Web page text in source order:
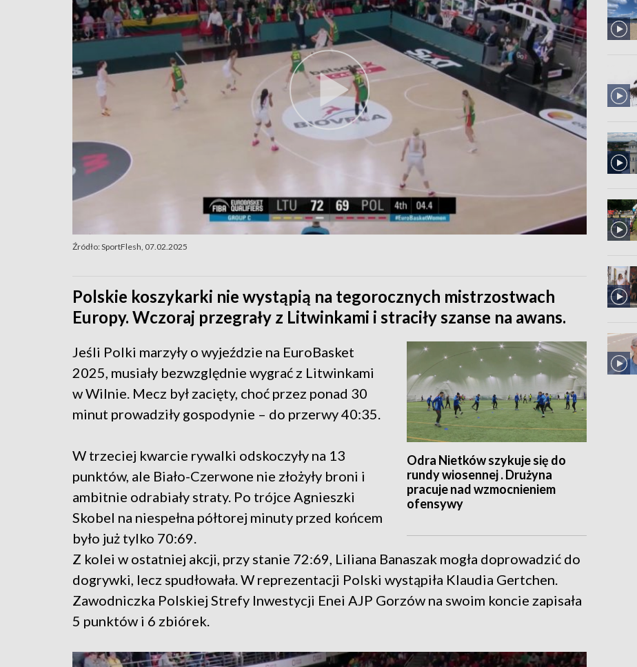
Źródło: SportFlesh, 07.02.2025
Polskie koszykarki nie wystąpią na tegorocznych mistrzostwach
Europy. Wczoraj przegrały z Litwinkami i straciły szanse na awans.
Odra Nietków szykuje się do
rundy wiosennej . Drużyna
pracuje nad wzmocnieniem
ofensywy
Jeśli Polki marzyły o wyjeździe na EuroBasket
2025, musiały bezwzględnie wygrać z Litwinkami
w Wilnie. Mecz był zacięty, choć przez ponad 30
minut prowadziły gospodynie – do przerwy 40:35.
W trzeciej kwarcie rywalki odskoczyły na 13
punktów, ale Biało-Czerwone nie złożyły broni i
ambitnie odrabiały straty. Po trójce Agnieszki
Skobel na niespełna półtorej minuty przed końcem
było już tylko 70:69.
Z kolei w ostatniej akcji, przy stanie 72:69, Liliana Banaszak mogła doprowadzić do
dogrywki, lecz spudłowała. W reprezentacji Polski wystąpiła Klaudia Gertchen.
Zawodniczka Polskiej Strefy Inwestycji Enei AJP Gorzów na swoim koncie zapisała
5 punktów i 6 zbiórek.